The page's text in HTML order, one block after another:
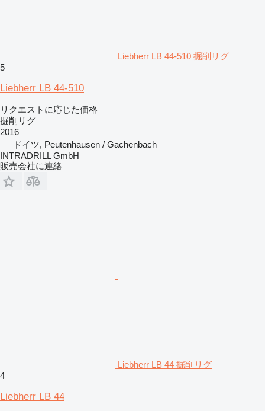
Liebherr LB 44-510 掘削リグ
5
Liebherr LB 44-510
リクエストに応じた価格
掘削リグ
2016
ドイツ, Peutenhausen / Gachenbach
INTRADRILL GmbH
販売会社に連絡
Liebherr LB 44 掘削リグ
4
Liebherr LB 44